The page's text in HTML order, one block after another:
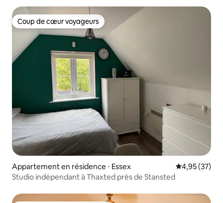
Coup de cœur voyageurs
Coup de cœur voyageurs
Appartement en résidence ⋅ Essex Évaluation
4,95 (37)
Studio indépendant à Thaxted près de Stansted